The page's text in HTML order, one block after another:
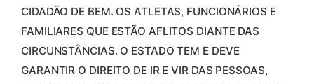
CIDADÃO DE BEM. OS ATLETAS, FUNCIONÁRIOS E
FAMILIARES QUE ESTÃO AFLITOS DIANTE DAS
CIRCUNSTÂNCIAS. O ESTADO TEM E DEVE
GARANTIR O DIREITO DE IR E VIR DAS PESSOAS,